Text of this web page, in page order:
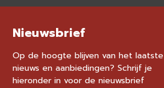
Nieuwsbrief
Op de hoogte blijven van het laatste
nieuws en aanbiedingen? Schrijf je
hieronder in voor de nieuwsbrief